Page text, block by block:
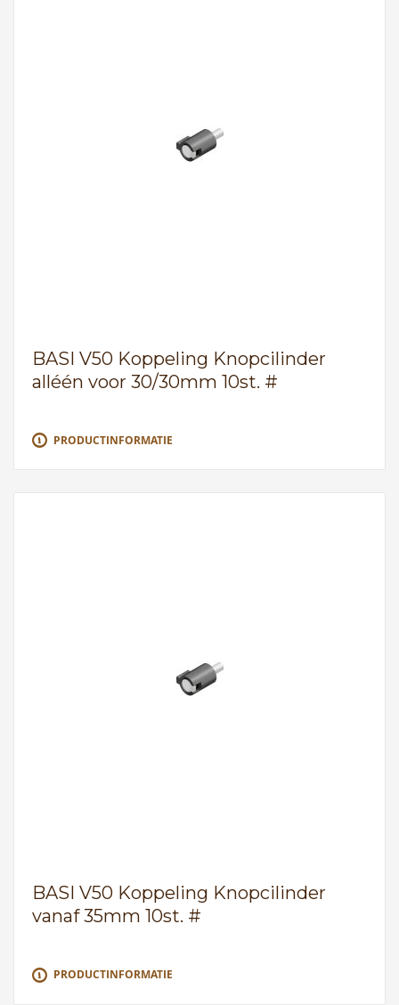
BASI V50 Koppeling Knopcilinder
alléén voor 30/30mm 10st. #
PRODUCTINFORMATIE
BASI V50 Koppeling Knopcilinder
vanaf 35mm 10st. #
PRODUCTINFORMATIE